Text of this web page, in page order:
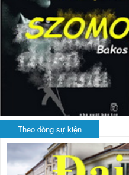
Theo dòng sự kiện